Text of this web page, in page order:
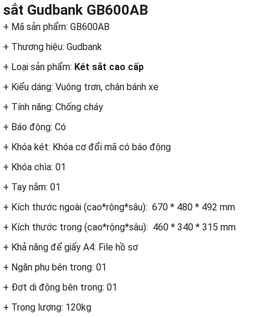
sắt Gudbank GB600AB
+ Mã sản phẩm: GB600AB
+ Thương hiệu: Gudbank
+ Loại sản phẩm: Két sắt cao cấp
+ Kiểu dáng: Vuông trơn, chân bánh xe
+ Tính năng: Chống cháy
+ Báo động: Có
+ Khóa két: Khóa cơ đổi mã có báo động
+ Khóa chìa: 01
+ Tay nắm: 01
+ Kích thước ngoài (cao*rộng*sâu): 670 * 480 * 492 mm
+ Kích thước trong (cao*rộng*sâu): 460 * 340 * 315 mm
+ Khả năng để giấy A4: File hồ sơ
+ Ngăn phụ bên trong: 01
+ Đợt di động bên trong: 01
+ Trọng lượng: 120kg